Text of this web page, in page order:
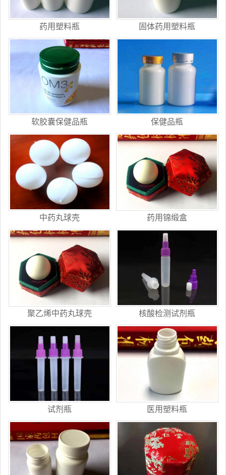
药用塑料瓶 固体药用塑料瓶
软胶囊保健品瓶 保健品瓶
中药丸球壳 药用锦缎盒
聚乙烯中药丸球壳 核酸检测试剂瓶
试剂瓶 医用塑料瓶